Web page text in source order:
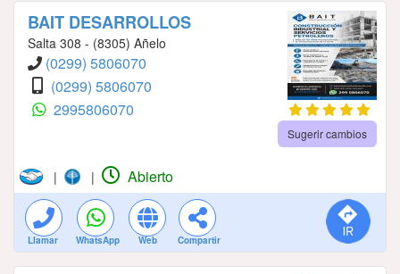
BAIT DESARROLLOS
Salta 308 - (8305) Añelo
(0299) 5806070
(0299) 5806070
2995806070
Sugerir cambios
| | Abierto
Llamar WhatsApp Web Compartir